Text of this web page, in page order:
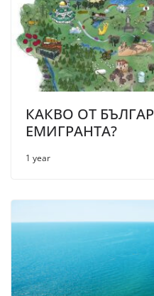
КАКВО ОТ
ЕМИГРАНТА?
1 year